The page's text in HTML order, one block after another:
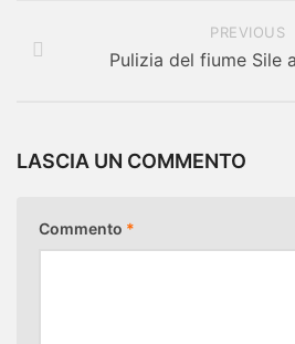
PREVIOUS
Pulizia del fiume Sile
LASCIA UN COMMENTO
Commento *